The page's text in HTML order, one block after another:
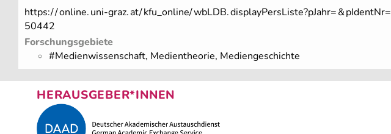
https://online.uni-graz.at/kfu_online/wbLDB.displayPersListe?pJahr=&pIdentNr=
50442
Forschungsgebiete
#Medienwissenschaft, Medientheorie, Mediengeschichte
HERAUSGEBER*INNEN